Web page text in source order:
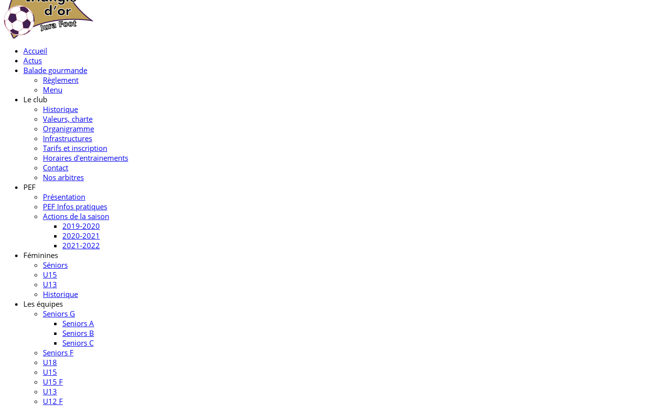
Accueil
Actus
Balade gourmande
Règlement
Menu
Le club
Historique
Valeurs, charte
Organigramme
Infrastructures
Tarifs et inscription
Horaires d'entrainements
Contact
Nos arbitres
PEF
Présentation
PEF Infos pratiques
Actions de la saison
2019-2020
2020-2021
2021-2022
Féminines
Séniors
U15
U13
Historique
Les équipes
Seniors G
Seniors A
Seniors B
Seniors C
Seniors F
U18
U15
U15 F
U13
U12 F